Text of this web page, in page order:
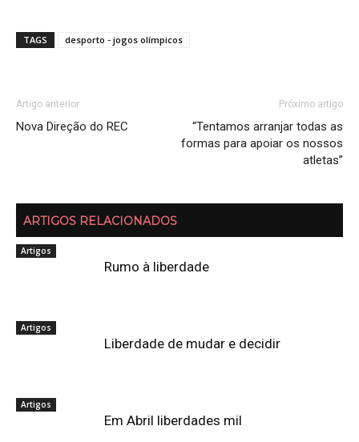
TAGS desporto - jogos olímpicos
Artigo anterior
Nova Direção do REC
Próximo artigo
“Tentamos arranjar todas as
formas para apoiar os nossos
atletas”
ARTIGOS RELACIONADOS
Artigos
Rumo à liberdade
Artigos
Liberdade de mudar e decidir
Artigos
Em Abril liberdades mil